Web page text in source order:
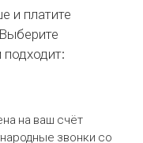
и платите
на ваш счёт
звонки со